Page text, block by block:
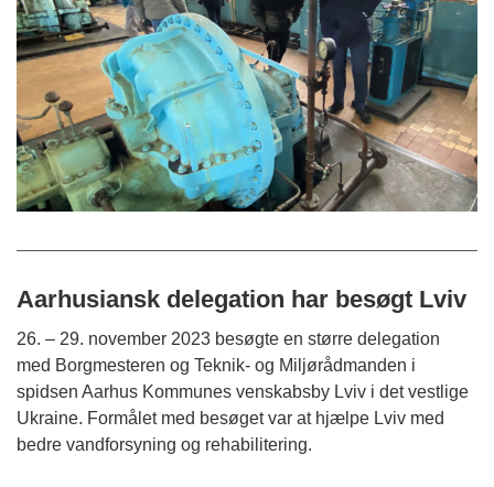
Aarhusiansk delegation har besøgt Lviv
26. – 29. november 2023 besøgte en større delegation
med Borgmesteren og Teknik- og Miljørådmanden i
spidsen Aarhus Kommunes venskabsby Lviv i det vestlige
Ukraine. Formålet med besøget var at hjælpe Lviv med
bedre vandforsyning og rehabilitering.